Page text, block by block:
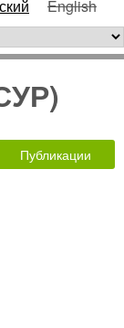
English
Публикации